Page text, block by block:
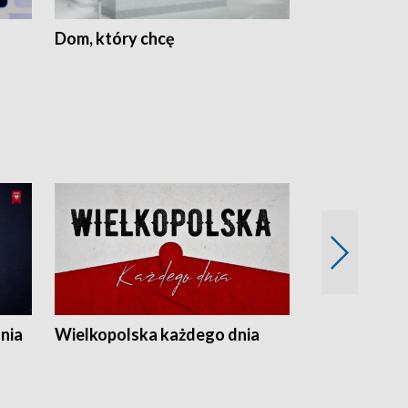
Dom, który chcę
Wielkopolska każdego dnia